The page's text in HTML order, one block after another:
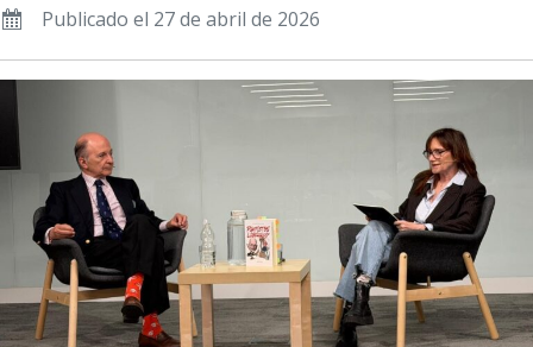
Publicado el 27 de abril de 2026